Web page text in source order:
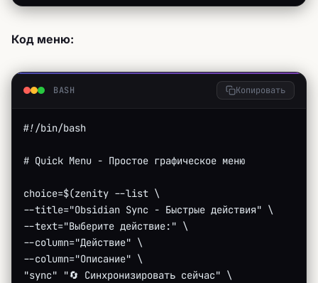
Код меню:
BASH Копировать
#!/bin/bash
# Quick Menu - Простое графическое меню
choice=$(zenity --list \
--title="Obsidian Sync - Быстрые действия" \
--text="Выберите действие:" \
--column="Действие" \
--column="Описание" \
"sync" "🔄 Синхронизировать сейчас" \